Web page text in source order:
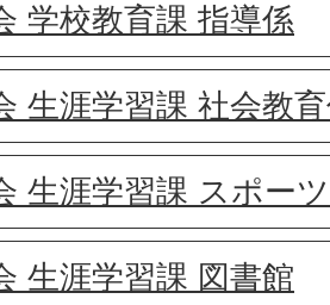
学校教育課 指導係
生涯学習課 社会教
生涯学習課 スポー
生涯学習課 図書館